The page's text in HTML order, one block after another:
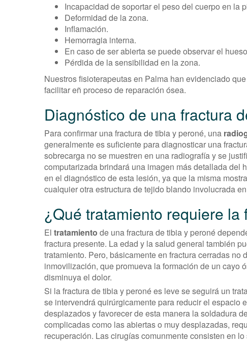
Incapacidad de soportar el peso del cuerpo en la
Deformidad de la zona.
Inflamación.
Hemorragia interna.
En caso de ser abierta se puede observar el
Pérdida de la sensibilidad en la zona.
Nuestros fisioterapeutas en Palma han evidenciado
facilitar eñ proceso de reparación ósea.
Diagnóstico de una fractura
Para confirmar una fractura de tibia y peroné, una
generalmente es suficiente para diagnosticar una
sobrecarga no se muestren en una radiografía y se
computarizada brindará una imagen más detallada del
en el diagnóstico de esta lesión, ya que la misma
cualquier otra estructura de tejido blando involucrada
¿Qué tratamiento requiere
El tratamiento de una fractura de tibia y peroné
fractura presente. La edad y la salud general también
tratamiento. Pero, básicamente en fractura cerradas
inmovilización, que promueva la formación de un cayo
disminuya el dolor.
Si la fractura de tibia y peroné es leve se seguirá un
se intervendrá quirúrgicamente para reducir el espacio
desplazados y favorecer de esta manera la soldadura
complicadas como las abiertas o muy desplazadas,
recuperación. Las cirugías comunmente consisten en lo